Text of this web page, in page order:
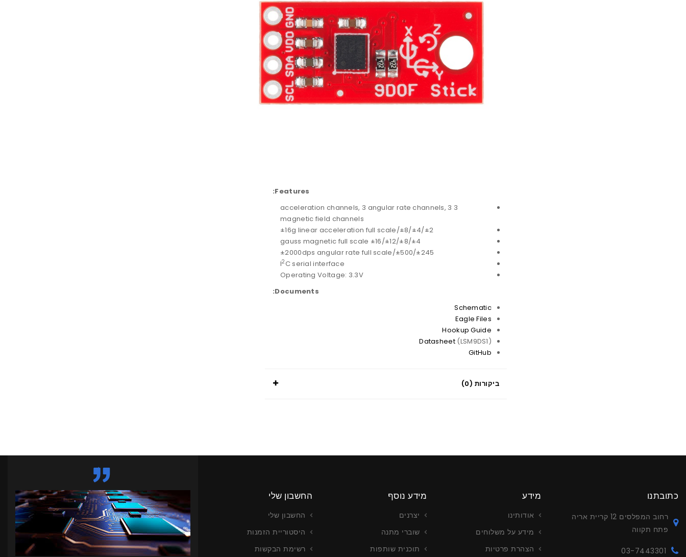
Features:
3 acceleration channels, 3 angular rate channels, 3
magnetic field channels
±2/±4/±8/±16g linear acceleration full scale
±4/±8/±12/±16 gauss magnetic full scale
±245/±500/±2000dps angular rate full scale
I2C serial interface
Operating Voltage: 3.3V
Documents:
Schematic
Eagle Files
Hookup Guide
Datasheet (LSM9DS1)
GitHub
ביקורות (0)
כתובתנו
רחוב המפלסים 12 קריית אריה
פתח תקווה
03-7443301
מידע
אודותינו
מידע על משלוחים
הצהרת פרטיות
מידע נוסף
יצרנים
שוברי מתנה
תוכנית שותפות
החשבון שלי
החשבון שלי
היסטוריית הזמנות
רשימת הבקשות